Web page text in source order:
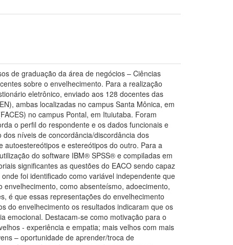
de graduação da área de negócios – Ciências
sobre o envelhecimento. Para a realização
eletrônico, enviado aos 128 docentes das
ambas localizadas no campus Santa Mônica, em
no campus Pontal, em Ituiutaba. Foram
o perfil do respondente e os dados funcionais e
níveis de concordância/discordância dos
e estereótipos do outro. Para a
do software IBM® SPSS® e compiladas em
significantes as questões do EACO sendo capaz
foi identificado como variável independente que
como absenteísmo, adoecimento,
é que essas representações do envelhecimento
do envelhecimento os resultados indicaram que os
emocional. Destacam-se como motivação para o
- experiência e empatia; mais velhos com mais
– oportunidade de aprender/troca de